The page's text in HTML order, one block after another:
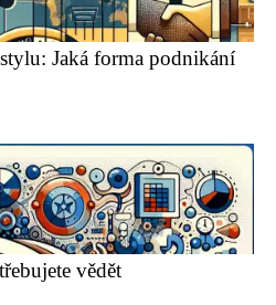
Jaká forma podnikání
vědět